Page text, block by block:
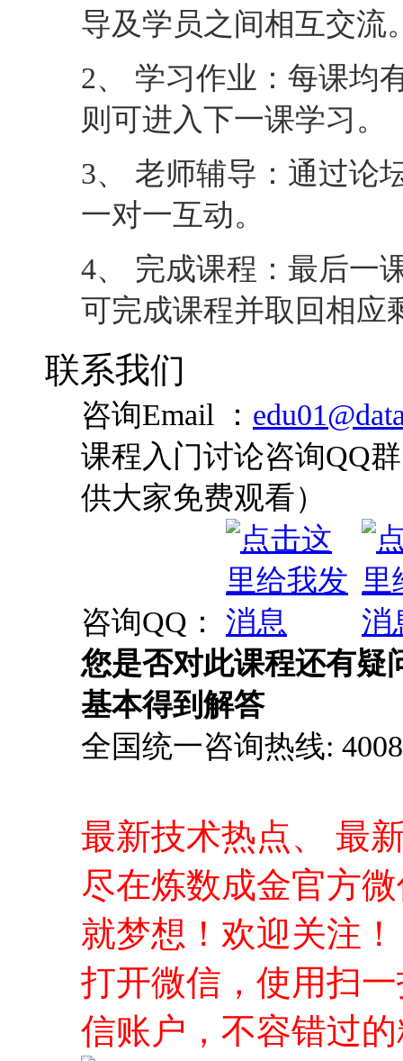
导及学员之间相互交流
2、 学习作业：每课均
则可进入下一课学习。
3、 老师辅导：通过论
一对一互动。
4、 完成课程：最后一
可完成课程并取回相应
联系我们
咨询Email ：
课程入门讨论咨询QQ
供大家免费观看）
咨询QQ：
您是否对此课程还有疑
基本得到解答
全国统一咨询热线:
最新技术热点、 最
尽在炼数成金官方
就梦想！欢迎关注！
打开微信，使用扫
信账户，不容错过